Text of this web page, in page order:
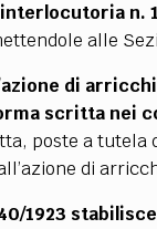
interlocutoria
alle
di
scritta nei
poste a tutela
di
1923